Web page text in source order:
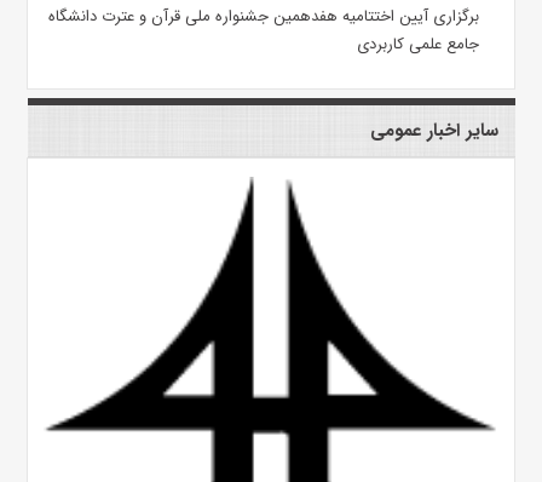
برگزاری آیین اختتامیه هفدهمین جشنواره ملی قرآن و عترت دانشگاه
جامع علمی کاربردی
سایر اخبار عمومی